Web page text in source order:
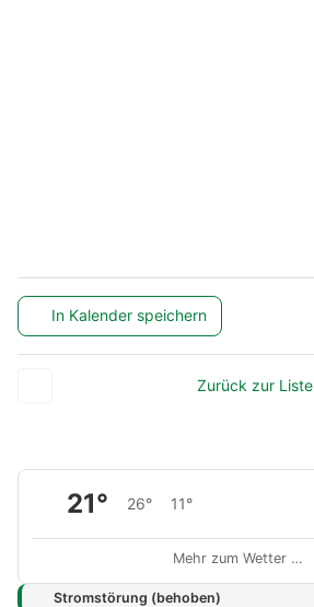
In Kalender speichern
Zurück zur Liste
21° 26° 11°
Mehr zum Wetter …
Stromstörung (behoben)